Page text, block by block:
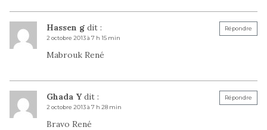
Hassen g dit :
2 octobre 2013 à 7 h 15 min
Mabrouk René
Répondre
Ghada Y dit :
2 octobre 2013 à 7 h 28 min
Bravo René
Répondre